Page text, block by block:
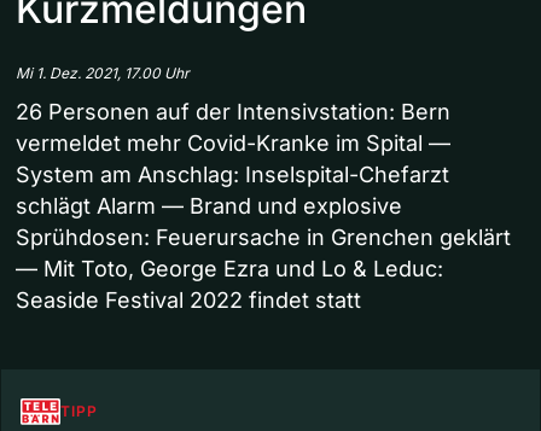
Mi 1. Dez. 2021, 17.00 Uhr
26 Personen auf der Intensivstation: Bern
vermeldet mehr Covid-Kranke im Spital —
System am Anschlag: Inselspital-Chefarzt
schlägt Alarm — Brand und explosive
Sprühdosen: Feuerursache in Grenchen geklärt
— Mit Toto, George Ezra und Lo & Leduc:
Seaside Festival 2022 findet statt
TIPP